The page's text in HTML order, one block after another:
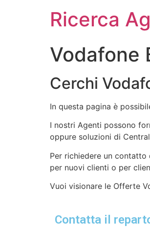
Ricerca
Vodafone
Cerchi
In questa pagina è
I nostri Agenti possono
oppure soluzioni di
Per richiedere un contatto
per nuovi clienti o per
Vuoi visionare le Offerte
Contatta il